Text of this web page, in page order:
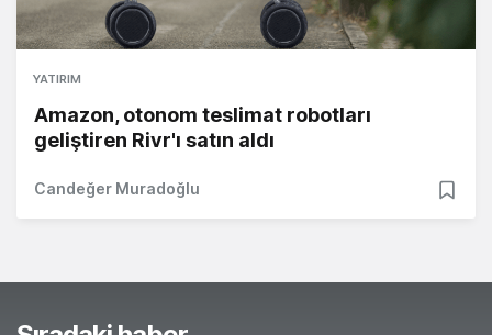
YATIRIM
Amazon, otonom teslimat robotları
geliştiren Rivr'ı satın aldı
Candeğer Muradoğlu